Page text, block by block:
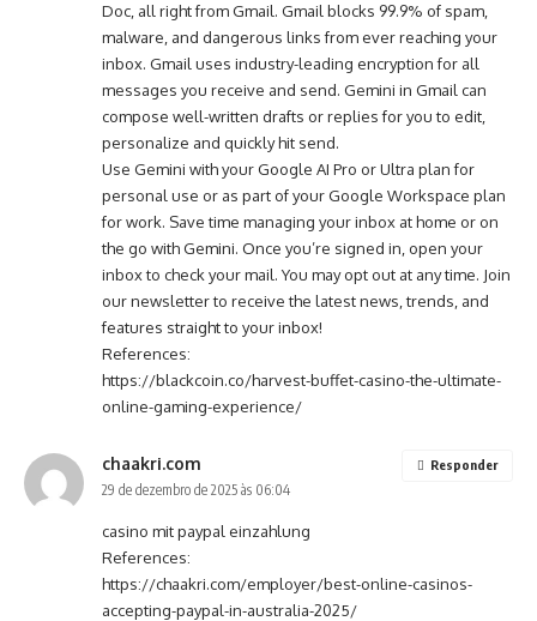
Doc, all right from Gmail. Gmail blocks 99.9% of spam,
malware, and dangerous links from ever reaching your
inbox. Gmail uses industry-leading encryption for all
messages you receive and send. Gemini in Gmail can
compose well-written drafts or replies for you to edit,
personalize and quickly hit send.
Use Gemini with your Google AI Pro or Ultra plan for
personal use or as part of your Google Workspace plan
for work. Save time managing your inbox at home or on
the go with Gemini. Once you’re signed in, open your
inbox to check your mail. You may opt out at any time. Join
our newsletter to receive the latest news, trends, and
features straight to your inbox!
References:
https://blackcoin.co/harvest-buffet-casino-the-ultimate-
online-gaming-experience/
chaakri.com
29 de dezembro de 2025 às 06:04
casino mit paypal einzahlung
References:
https://chaakri.com/employer/best-online-casinos-
accepting-paypal-in-australia-2025/
Responder